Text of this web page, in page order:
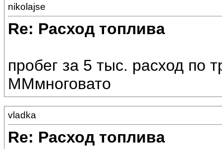
nikolajse
Re: Расход топлива
пробег за 5 тыс. расход по
ММмноговато
vladka
Re: Расход топлива